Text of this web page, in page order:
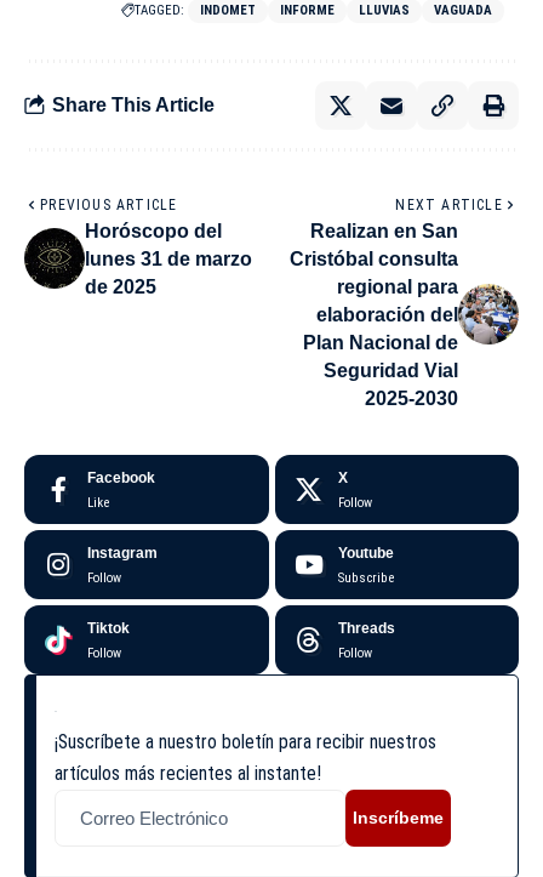
TAGGED: INDOMET INFORME LLUVIAS VAGUADA
Share This Article
PREVIOUS ARTICLE
Horóscopo del
lunes 31 de marzo
de 2025
NEXT ARTICLE
Realizan en San
Cristóbal consulta
regional para
elaboración del
Plan Nacional de
Seguridad Vial
2025-2030
Facebook
Like
X
Follow
Instagram
Follow
Youtube
Subscribe
Tiktok
Follow
Threads
Follow
¡Suscríbete a nuestro boletín para recibir nuestros
artículos más recientes al instante!
Inscríbeme